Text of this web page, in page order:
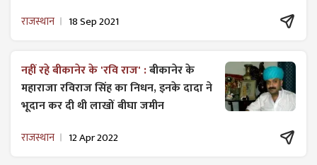
राजस्थान 18 Sep 2021
नहीं रहे बीकानेर के 'रवि राज' :बीकानेर के
महाराजा रविराज सिंह का निधन, इनके दादा ने
भूदान कर दी थी लाखों बीघा जमीन
राजस्थान 12 Apr 2022